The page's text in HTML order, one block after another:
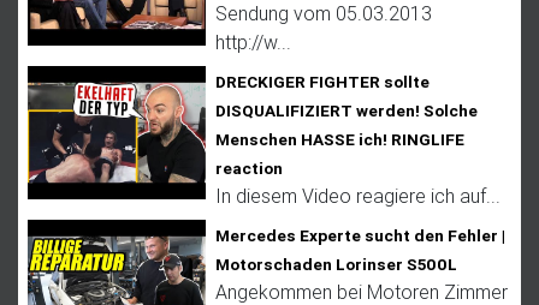
Sendung vom 05.03.2013
http://w...
DRECKIGER FIGHTER sollte
DISQUALIFIZIERT werden! Solche
Menschen HASSE ich! RINGLIFE
reaction
In diesem Video reagiere ich auf...
Mercedes Experte sucht den Fehler |
Motorschaden Lorinser S500L
Angekommen bei Motoren Zimmer